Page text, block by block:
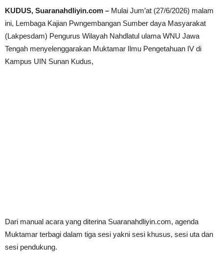
KUDUS, Suaranahdliyin.com – Mulai Jum’at (27/6/2026) malam
ini, Lembaga Kajian Pwngembangan Sumber daya Masyarakat
(Lakpesdam) Pengurus Wilayah Nahdlatul ulama WNU Jawa
Tengah menyelenggarakan Muktamar Ilmu Pengetahuan IV di
Kampus UIN Sunan Kudus,
Dari manual acara yang diterina Suaranahdliyin.com, agenda
Muktamar terbagi dalam tiga sesi yakni sesi khusus, sesi uta dan
sesi pendukung.